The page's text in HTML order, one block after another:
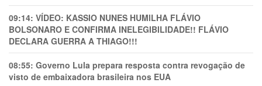
09:14: VÍDEO: KASSIO NUNES HUMlLHA FLÁVIO
BOLSONARO E CONFIRMA INELEGIBILIDADE!! FLÁVIO
DECLARA GUERRA A THIAGO!!!
08:55: Governo Lula prepara resposta contra revogação de
visto de embaixadora brasileira nos EUA